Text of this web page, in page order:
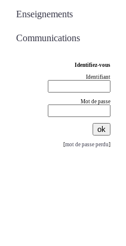
Enseignements
Communications
Identifiez-vous
Identifiant
Mot de passe
[mot de passe perdu]